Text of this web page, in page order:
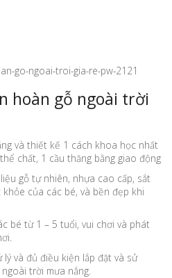
hoàn gỗ ngoài trời
và thiết kế 1 cách khoa học nhất
chất, 1 cầu thăng bằng giao động
gỗ tự nhiên, nhựa cao cấp, sắt
của các bé, và bền đẹp khi
bé từ 1 – 5 tuổi, vui chơi và phát
và đủ điều kiện lắp đặt và sử
trời mưa nắng.